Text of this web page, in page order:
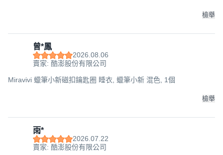
檢舉
曾*鳳
2026.08.06
賣家: 酷澎股份有限公司
Miravivi 蠟筆小新磁扣鑰匙圈 睡衣, 蠟筆小新 混色, 1個
檢舉
雨*
2026.07.22
賣家: 酷澎股份有限公司